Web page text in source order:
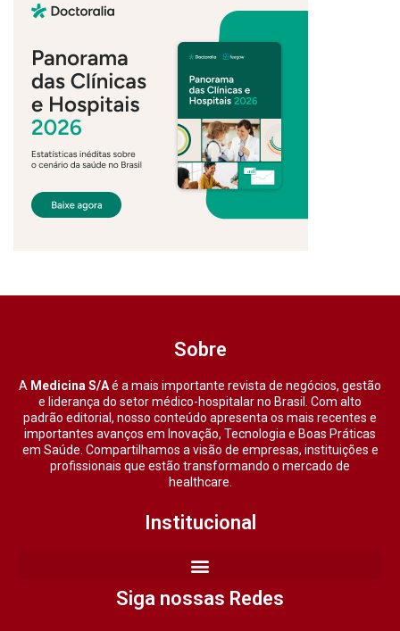
Sobre
A Medicina S/Aé a mais importante revista de negócios, gestão
e liderança do setor médico-hospitalar no Brasil. Com alto
padrão editorial, nosso conteúdo apresenta os mais recentes e
importantes avanços em Inovação, Tecnologia e Boas Práticas
em Saúde. Compartilhamos a visão de empresas, instituições e
profissionais que estão transformando o mercado de
healthcare.
Institucional
Siga nossas Redes